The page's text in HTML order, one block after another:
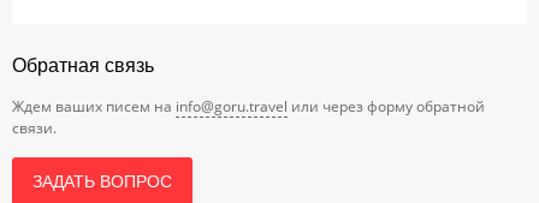
Обратная связь
Ждем ваших писем на info@goru.travel или через форму обратной
связи.
ЗАДАТЬ ВОПРОС